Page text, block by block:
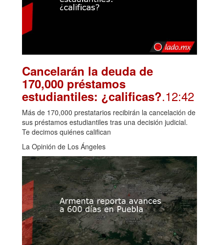
Cancelarán la deuda de
170,000 préstamos
estudiantiles: ¿calificas?.12:42
Más de 170,000 prestatarios recibirán la cancelación de
sus préstamos estudiantiles tras una decisión judicial.
Te decimos quiénes califican
La Opinión de Los Ángeles